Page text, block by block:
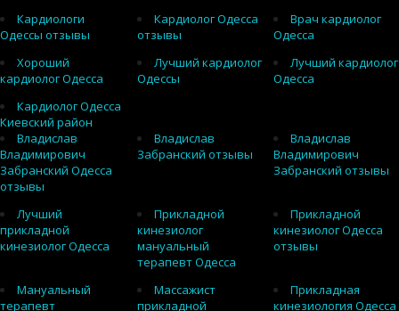
Кардиологи
Одессы отзывы
Кардиолог Одесса
отзывы
Врач кардиолог
Одесса
Хороший
кардиолог Одесса
Лучший кардиолог
Одессы
Лучший кардиолог
Одесса
Кардиолог Одесса
Киевский район
Владислав
Владимирович
Забранский Одесса
отзывы
Владислав
Забранский отзывы
Владислав
Владимирович
Забранский отзывы
Лучший
прикладной
кинезиолог Одесса
Прикладной
кинезиолог
мануальный
терапевт Одесса
Прикладной
кинезиолог Одесса
отзывы
Мануальный
терапевт
Массажист
прикладной
Прикладная
кинезиология Одесса